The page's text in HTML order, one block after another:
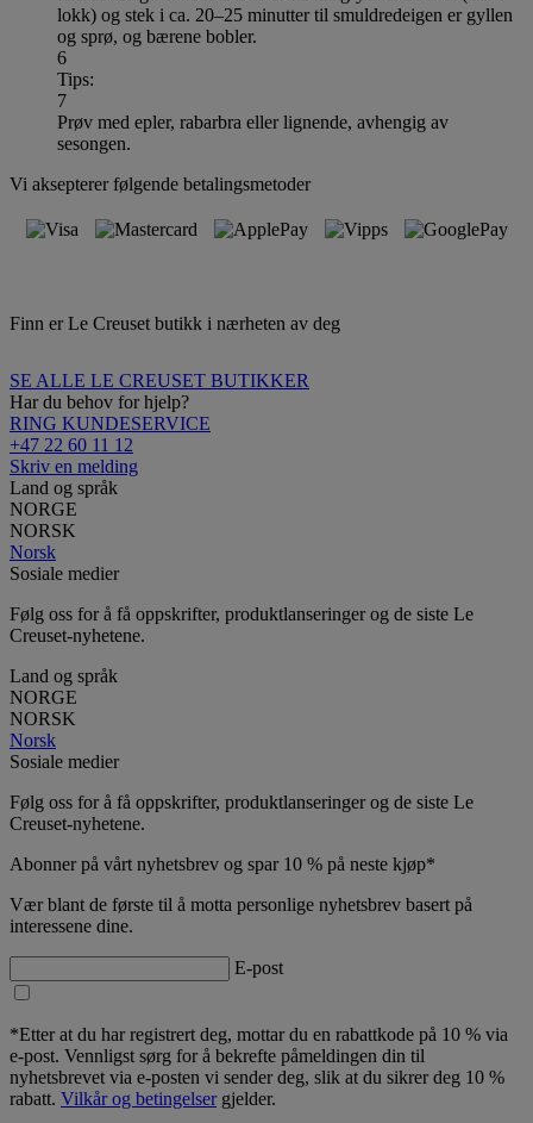
lokk) og stek i ca. 20–25 minutter til smuldredeigen er gyllen
og sprø, og bærene bobler.
6
Tips:
7
Prøv med epler, rabarbra eller lignende, avhengig av
sesongen.
Vi aksepterer følgende betalingsmetoder
Finn er Le Creuset butikk i nærheten av deg
SE ALLE LE CREUSET BUTIKKER
Har du behov for hjelp?
RING KUNDESERVICE
+47 22 60 11 12
Skriv en melding
Land og språk
NORGE
NORSK
Norsk
Sosiale medier
Følg oss for å få oppskrifter, produktlanseringer og de siste Le
Creuset-nyhetene.
Land og språk
NORGE
NORSK
Norsk
Sosiale medier
Følg oss for å få oppskrifter, produktlanseringer og de siste Le
Creuset-nyhetene.
Abonner på vårt nyhetsbrev og spar 10 % på neste kjøp*
Vær blant de første til å motta personlige nyhetsbrev basert på
interessene dine.
E-post
*Etter at du har registrert deg, mottar du en rabattkode på 10 % via
e-post. Vennligst sørg for å bekrefte påmeldingen din til
nyhetsbrevet via e-posten vi sender deg, slik at du sikrer deg 10 %
rabatt. Vilkår og betingelsergjelder.